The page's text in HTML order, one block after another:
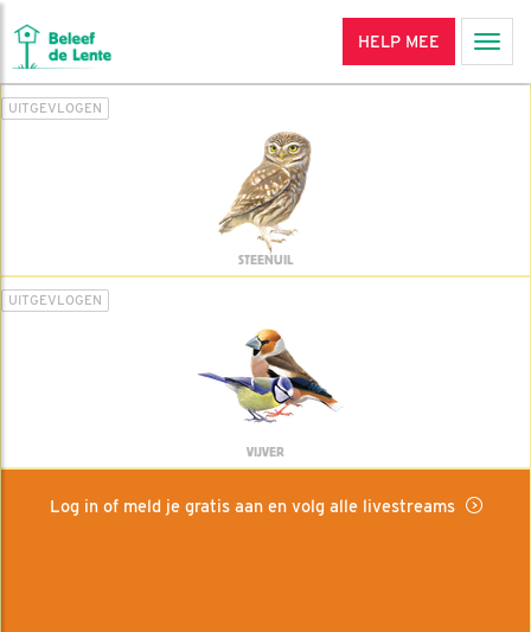
HELP MEE
UITGEVLOGEN
STEENUIL
UITGEVLOGEN
VIJVER
Log in of meld je gratis aan en volg alle livestreams